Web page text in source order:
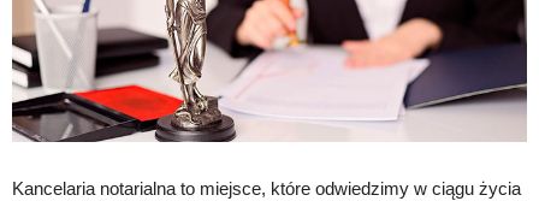
Kancelaria notarialna to miejsce, które odwiedzimy w ciągu życia